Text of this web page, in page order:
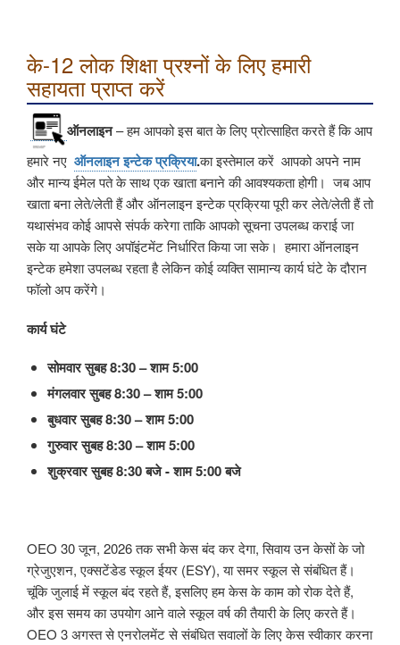
के-12 लोक शिक्षा प्रश्नों के लिए हमारी
सहायता प्राप्त करें
ऑनलाइन– हम आपको इस बात के लिए प्रोत्साहित करते हैं कि आप
हमारे नए ऑनलाइन इन्टेक प्रक्रिया.का इस्तेमाल करें आपको अपने नाम
और मान्य ईमेल पते के साथ एक खाता बनाने की आवश्यकता होगी। जब आप
खाता बना लेते/लेती हैं और ऑनलाइन इन्टेक प्रक्रिया पूरी कर लेते/लेती हैं तो
यथासंभव कोई आपसे संपर्क करेगा ताकि आपको सूचना उपलब्ध कराई जा
सके या आपके लिए अपॉइंटमेंट निर्धारित किया जा सके। हमारा ऑनलाइन
इन्टेक हमेशा उपलब्ध रहता है लेकिन कोई व्यक्ति सामान्य कार्य घंटे के दौरान
फॉलो अप करेंगे।
कार्य घंटे
सोमवार सुबह 8:30 – शाम 5:00
मंगलवार सुबह 8:30 – शाम 5:00
बुधवार सुबह 8:30 – शाम 5:00
गुरुवार सुबह 8:30 – शाम 5:00
शुक्रवार सुबह 8:30 बजे - शाम 5:00 बजे
OEO 30 जून, 2026 तक सभी केस बंद कर देगा, सिवाय उन केसों के जो
ग्रेजुएशन, एक्सटेंडेड स्कूल ईयर (ESY), या समर स्कूल से संबंधित हैं।
चूंकि जुलाई में स्कूल बंद रहते हैं, इसलिए हम केस के काम को रोक देते हैं,
और इस समय का उपयोग आने वाले स्कूल वर्ष की तैयारी के लिए करते हैं।
OEO 3 अगस्त से एनरोलमेंट से संबंधित सवालों के लिए केस स्वीकार करना